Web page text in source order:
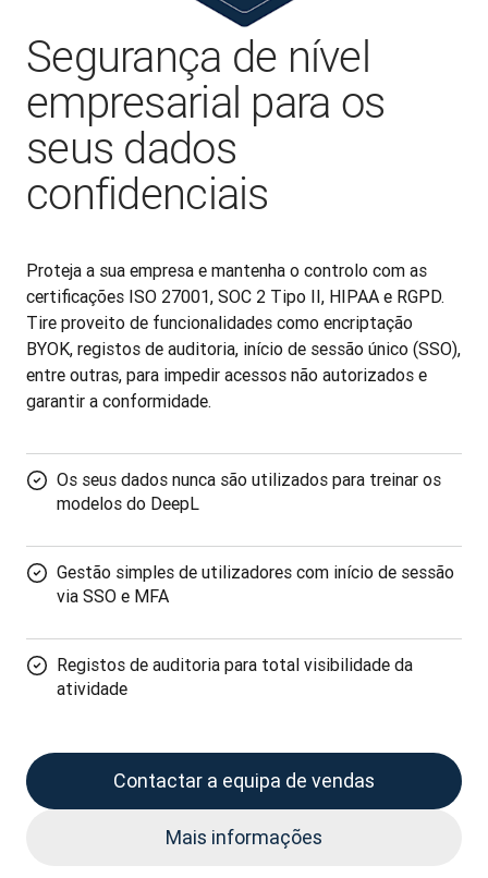
Segurança de nível
empresarial para os
seus dados
confidenciais
Proteja a sua empresa e mantenha o controlo com as
certificações ISO 27001, SOC 2 Tipo II, HIPAA e RGPD.
Tire proveito de funcionalidades como encriptação
BYOK, registos de auditoria, início de sessão único (SSO),
entre outras, para impedir acessos não autorizados e
garantir a conformidade.
Os seus dados nunca são utilizados para treinar os
modelos do DeepL
Gestão simples de utilizadores com início de sessão
via SSO e MFA
Registos de auditoria para total visibilidade da
atividade
Contactar a equipa de vendas
Mais informações